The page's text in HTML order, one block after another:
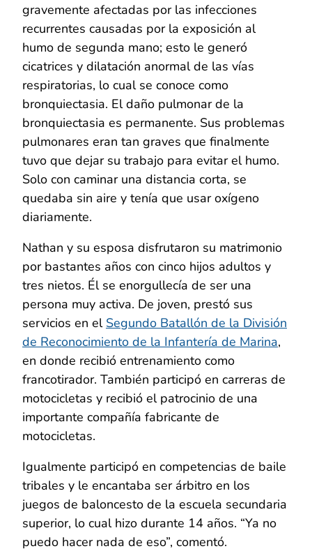
gravemente afectadas por las infecciones
recurrentes causadas por la exposición al
humo de segunda mano; esto le generó
cicatrices y dilatación anormal de las vías
respiratorias, lo cual se conoce como
bronquiectasia. El daño pulmonar de la
bronquiectasia es permanente. Sus problemas
pulmonares eran tan graves que finalmente
tuvo que dejar su trabajo para evitar el humo.
Solo con caminar una distancia corta, se
quedaba sin aire y tenía que usar oxígeno
diariamente.
Nathan y su esposa disfrutaron su matrimonio
por bastantes años con cinco hijos adultos y
tres nietos. Él se enorgullecía de ser una
persona muy activa. De joven, prestó sus
servicios en el Segundo Batallón de la División
de Reconocimiento de la Infantería de Marina,
en donde recibió entrenamiento como
francotirador. También participó en carreras de
motocicletas y recibió el patrocinio de una
importante compañía fabricante de
motocicletas.
Igualmente participó en competencias de baile
tribales y le encantaba ser árbitro en los
juegos de baloncesto de la escuela secundaria
superior, lo cual hizo durante 14 años. “Ya no
puedo hacer nada de eso”, comentó.